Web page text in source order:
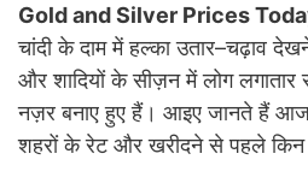
Gold and Silver Prices
चांदी के दाम में हल्का उतार–चढ़ाव
और शादियों के सीज़न में लोग लगातार
नज़र बनाए हुए हैं। आइए जानते हैं
शहरों के रेट और खरीदने से पहले किन